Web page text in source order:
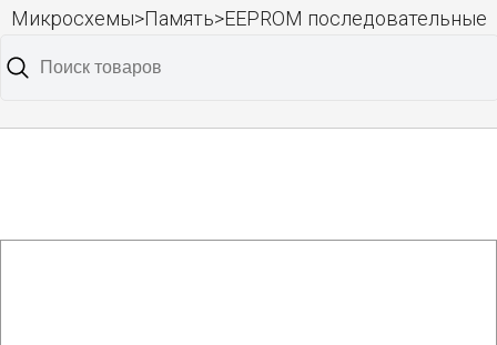
Микросхемы>Память>EEPROM последовательные